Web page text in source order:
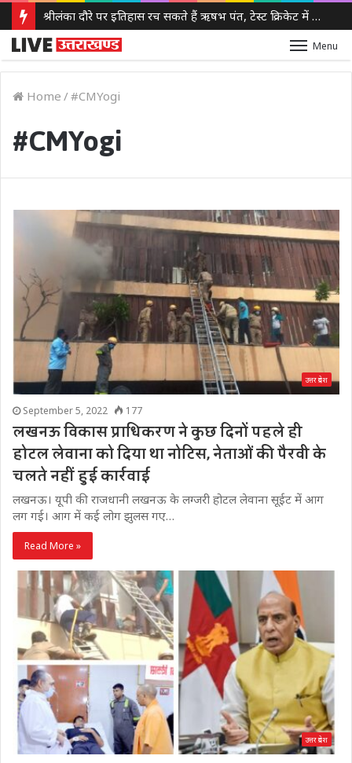
फुकेट-दिल्ली एयर इंडिया फ्लाइट में तेज टर्बुलेंस, विमान 300 फीट नीचे आया, कई यात्री और क्रू सदस्य घायल
Menu
Home /#CMYogi
#CMYogi
उत्तर प्रदेश
September 5, 2022 177
लखनऊ विकास प्राधिकरण ने कुछ दिनों पहले ही
होटल लेवाना को दिया था नोटिस, नेताओं की पैरवी के
चलते नहीं हुई कार्रवाई
लखनऊ। यूपी की राजधानी लखनऊ के लग्‍जरी होटल लेवाना सूईट में आग
लग गई। आग में कई लोग झुलस गए…
Read More »
उत्तर प्रदेश